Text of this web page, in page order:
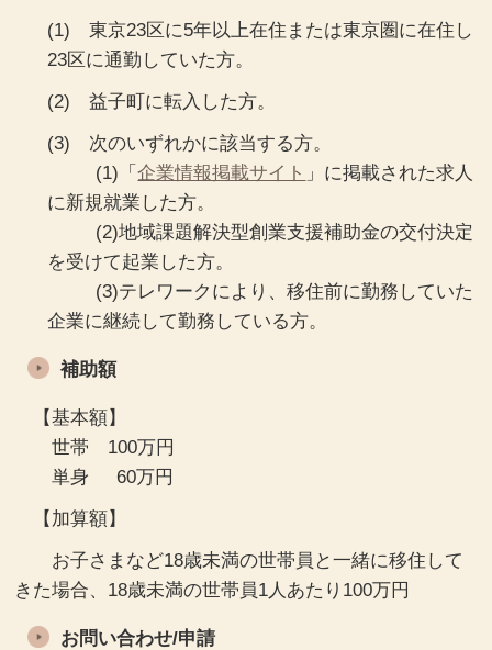
(1) 東京23区に5年以上在住または東京圏に在住し
23区に通勤していた方。
(2) 益子町に転入した方。
(3) 次のいずれかに該当する方。
(1)「企業情報掲載サイト 」に掲載された求人
に新規就業した方。
(2)地域課題解決型創業支援補助金の交付決定
を受けて起業した方。
(3)テレワークにより、移住前に勤務していた
企業に継続して勤務している方。
補助額
【基本額】
世帯 100万円
単身 60万円
【加算額】
お子さまなど18歳未満の世帯員と一緒に移住して
きた場合、18歳未満の世帯員1人あたり100万円
お問い合わせ/申請